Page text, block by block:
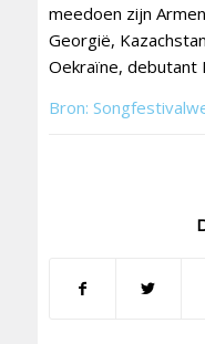
meedoen zijn
Georgië,
Oekraïne, debutant
Bron: